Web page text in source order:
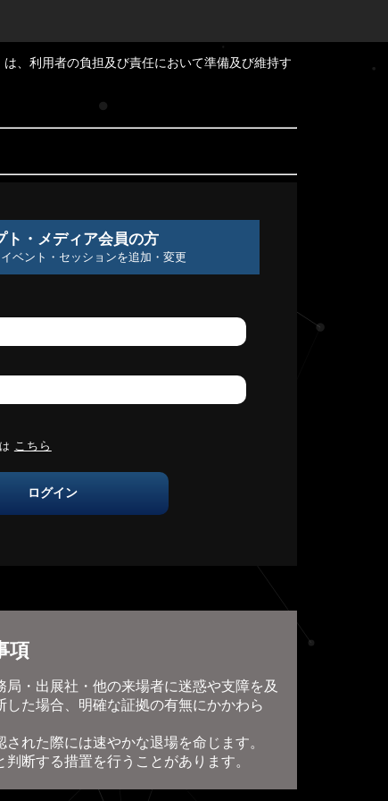
、利用者の負担及び責任において準備及び維持す
ト・メディア会員の方
ベント・セッションを追加・変更
こちら
ログイン
項
・出展社・他の来場者に迷惑や支障を及
た場合、明確な証拠の有無にかかわら
れた際には速やかな退場を命じます。
断する措置を行うことがあります。